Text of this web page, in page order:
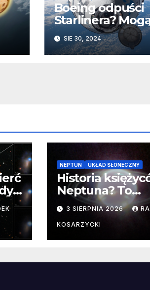
Boeing odpuści
Starlinera?
nie zdążyć ze
statkiem przed
końcem ISS
SIE 30, 2024
NEPTUN UKŁAD SŁONECZNY
Historia
Neptuna? To
skomplikowane
3 SIERPNIA 2026
KOSARZYCKI